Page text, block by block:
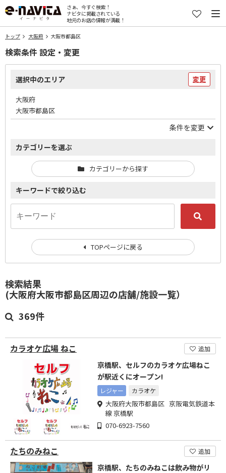
さぁ、今すぐ検索！
ナビタに掲載されている
地元のお店の情報が満載！
トップ 大阪府 大阪市都島区
検索結果
(大阪府大阪市都島区周辺の店舗/施設一覧）
369件
カラオケ広場 ねこ 追加
京橋駅、セルフのカラオケ広場ねこ
が駅近くにオープン!
レジャー カラオケ
大阪府大阪市都島区 京阪電気鉄道本
線 京橋駅
070-6923-7560
たちのみねこ 追加
京橋駅、たちのみねこは飲み物がリ
検索条件 設定・変更
選択中のエリア 変更
大阪府
大阪市都島区
条件を変更
カテゴリーを選ぶ
カテゴリーから探す
キーワードで絞り込む
TOPページに戻る